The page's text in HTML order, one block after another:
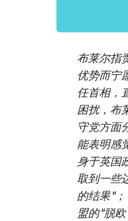
布莱尔指
优势而宁
任首相，
困扰，布
守党方面
能表明感
身于英国
取到一些
的结果"
盟的"脱